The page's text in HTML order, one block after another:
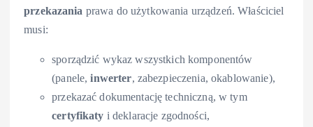
przekazania prawa do użytkowania urządzeń. Właściciel
musi:
sporządzić wykaz wszystkich komponentów
(panele,inwerter, zabezpieczenia, okablowanie),
przekazać dokumentację techniczną, w tym
certyfikaty i deklaracje zgodności,